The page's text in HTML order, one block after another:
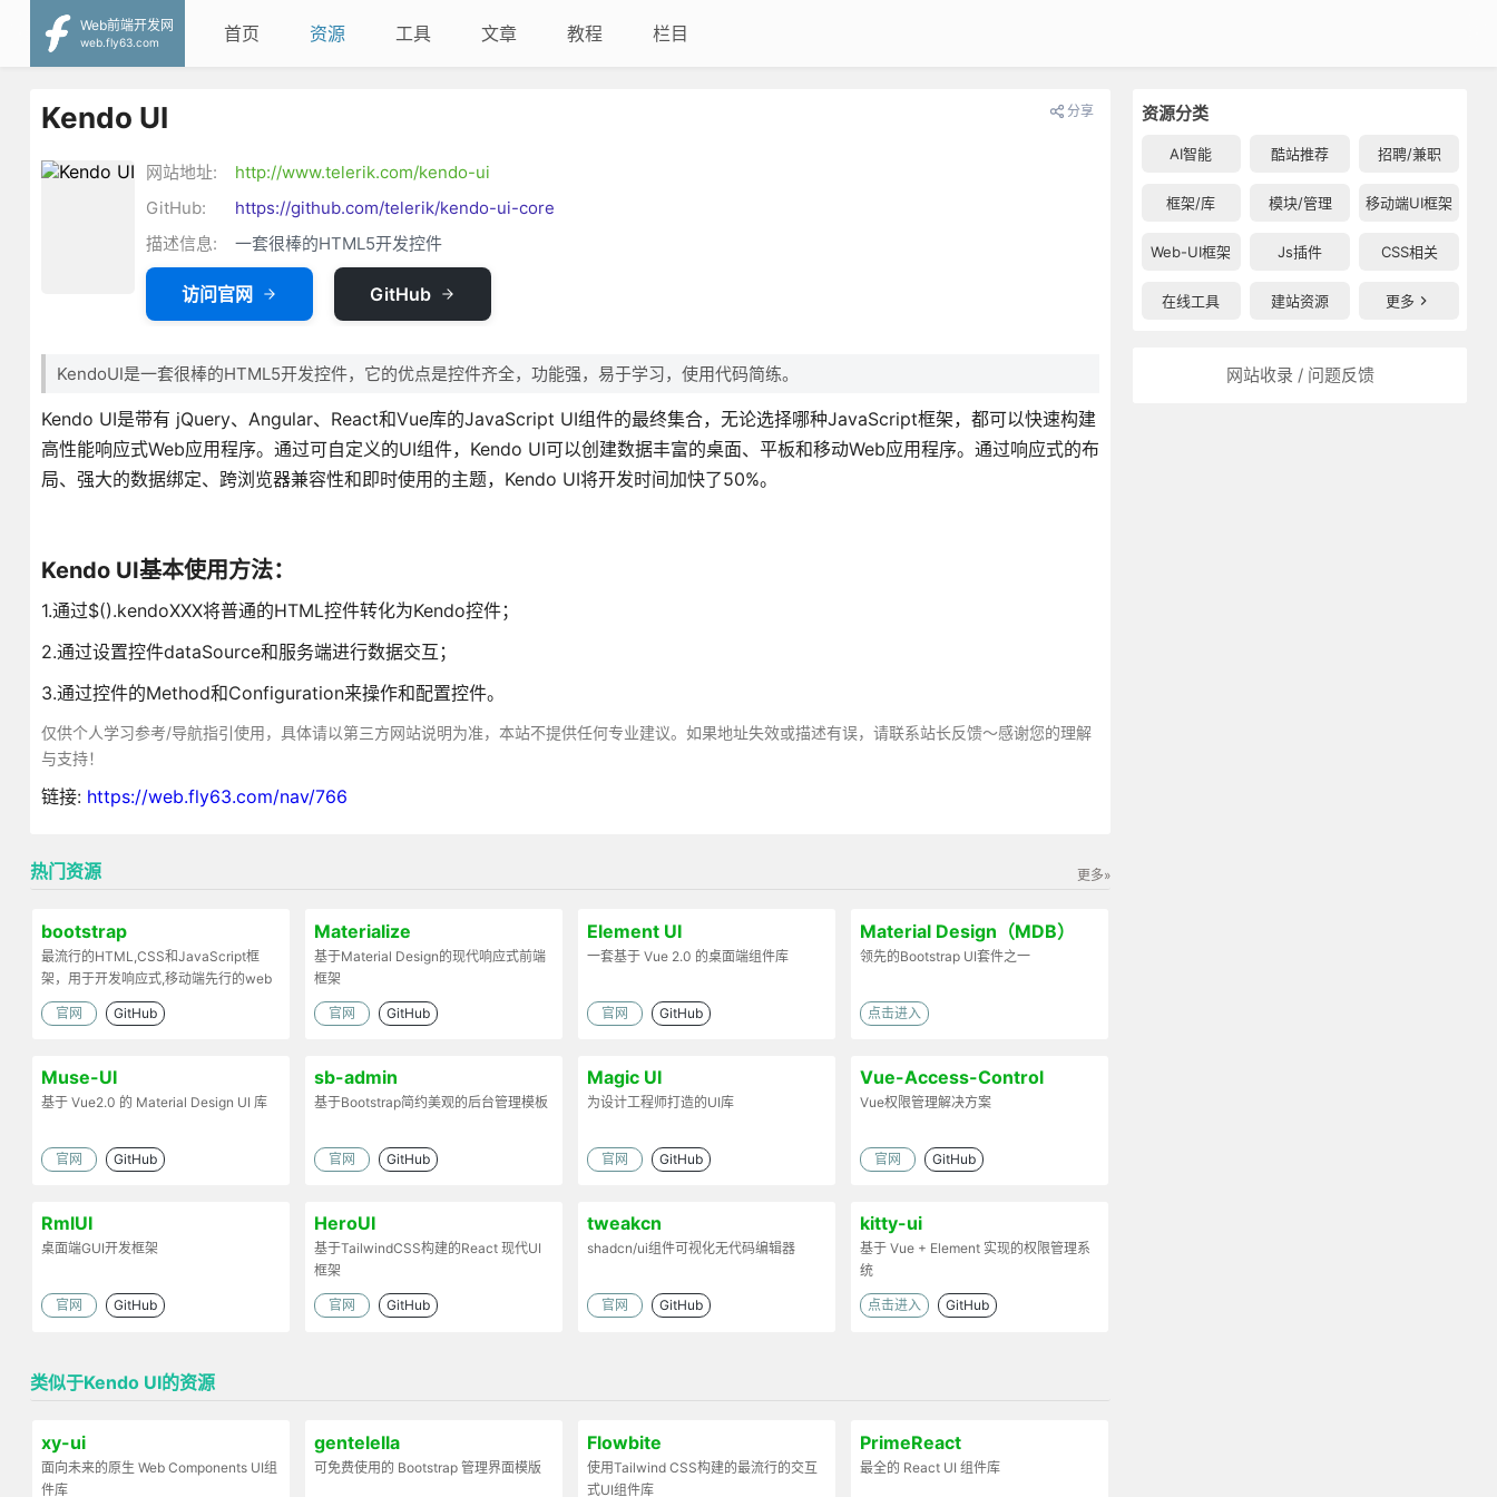
Web前端开发网
web.fly63.com
首页 资源 工具 文章 教程 栏目
资源分类
AI智能 酷站推荐 招聘/兼职
框架/库 模块/管理 移动端UI框架
Web-UI框架 Js插件 CSS相关
在线工具 建站资源 更多
网站收录 / 问题反馈
Kendo UI 分享
网站地址:
http://www.telerik.com/kendo-ui
GitHub:
https://github.com/telerik/kendo-ui-core
描述信息:
一套很棒的HTML5开发控件
访问官网 GitHub
KendoUI是一套很棒的HTML5开发控件，它的优点是控件齐全，功能强，易于学习，使用代码简练。
Kendo UI是带有 jQuery、Angular、React和Vue库的JavaScript UI组件的最终集合，无论选择哪种JavaScript框架，都可以快速构建
高性能响应式Web应用程序。通过可自定义的UI组件，Kendo UI可以创建数据丰富的桌面、平板和移动Web应用程序。通过响应式的布
局、强大的数据绑定、跨浏览器兼容性和即时使用的主题，Kendo UI将开发时间加快了50%。
Kendo UI基本使用方法：
1.通过$().kendoXXX将普通的HTML控件转化为Kendo控件；
2.通过设置控件dataSource和服务端进行数据交互；
3.通过控件的Method和Configuration来操作和配置控件。
仅供个人学习参考/导航指引使用，具体请以第三方网站说明为准，本站不提供任何专业建议。如果地址失效或描述有误，请联系站长反馈～感谢您的理解
与支持！
链接: https://web.fly63.com/nav/766
更多»
热门资源
bootstrap
最流行的HTML,CSS和JavaScript框
架，用于开发响应式,移动端先行的web
项目
官网 GitHub
Materialize
基于Material Design的现代响应式前端
框架
官网 GitHub
Element UI
一套基于 Vue 2.0 的桌面端组件库
官网 GitHub
Material Design（MDB）
领先的Bootstrap UI套件之一
点击进入
Muse-UI
基于 Vue2.0 的 Material Design UI 库
官网 GitHub
sb-admin
基于Bootstrap简约美观的后台管理模板
官网 GitHub
Magic UI
为设计工程师打造的UI库
官网 GitHub
Vue-Access-Control
Vue权限管理解决方案
官网 GitHub
RmlUI
桌面端GUI开发框架
官网 GitHub
HeroUI
基于TailwindCSS构建的React 现代UI
框架
官网 GitHub
tweakcn
shadcn/ui组件可视化无代码编辑器
官网 GitHub
kitty-ui
基于 Vue + Element 实现的权限管理系
统
点击进入 GitHub
类似于Kendo UI的资源
xy-ui
面向未来的原生 Web Components UI组
件库
gentelella
可免费使用的 Bootstrap 管理界面模版
Flowbite
使用Tailwind CSS构建的最流行的交互
式UI组件库
PrimeReact
最全的 React UI 组件库